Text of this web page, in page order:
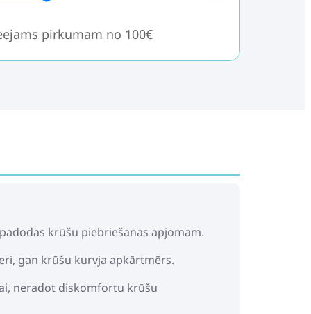
pirkumam no 100€
krūšu piebriešanas apjomam.
gan krūšu kurvja apkārtmērs.
neradot diskomfortu krūšu